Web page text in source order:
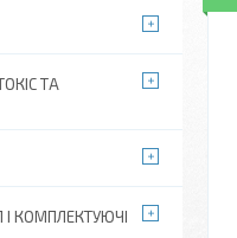
ТА
КОМПЛЕКТУЮЧІ